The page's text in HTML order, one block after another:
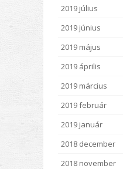
2019 július
2019 június
2019 május
2019 április
2019 március
2019 február
2019 január
2018 december
2018 november